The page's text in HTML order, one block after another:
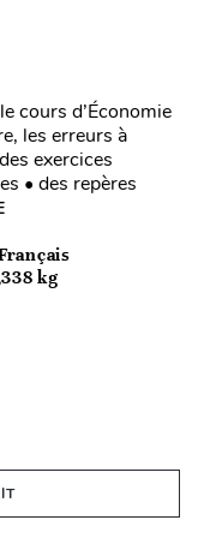
cours d’Économie
les erreurs à
exercices
• des repères
kg